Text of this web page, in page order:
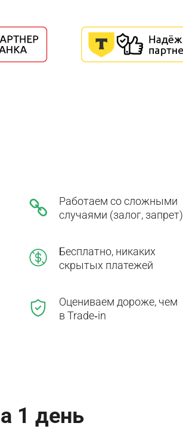
Работаем со сложными
случаями (залог, запрет)
Бесплатно, никаких
скрытых платежей
Оцениваем дороже, чем
в Trade‑in
1 день